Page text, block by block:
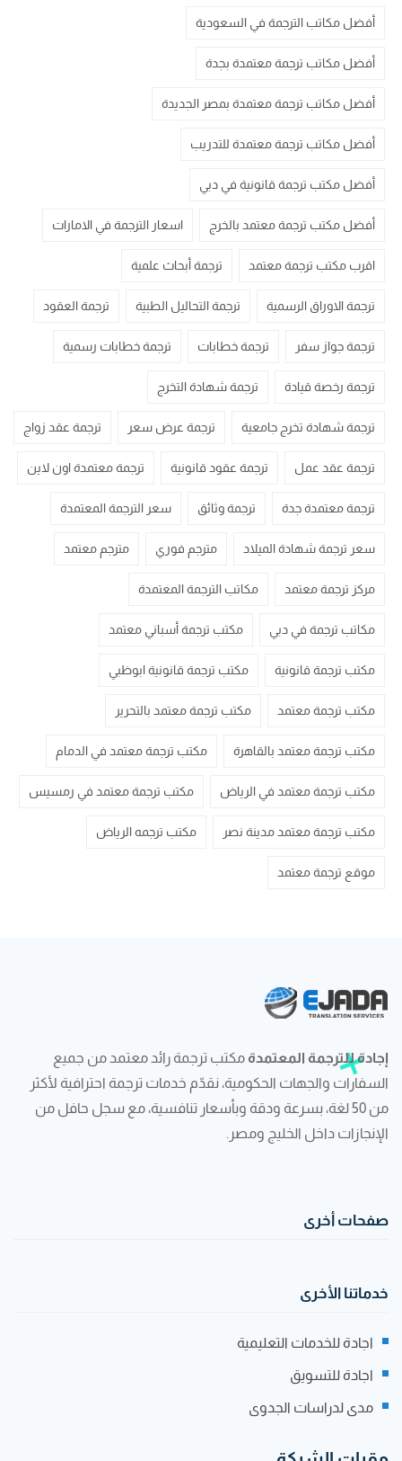
أفضل مكاتب الترجمة في السعودية
أفضل مكاتب ترجمة معتمدة بجدة
أفضل مكاتب ترجمة معتمدة بمصر الجديدة
أفضل مكاتب ترجمة معتمدة للتدريب
أفضل مكتب ترجمة قانونية في دبي
أفضل مكتب ترجمة معتمد بالخرج اسعار الترجمة في الامارات
اقرب مكتب ترجمة معتمد ترجمة أبحاث علمية
ترجمة الاوراق الرسمية ترجمة التحاليل الطبية ترجمة العقود
ترجمة جواز سفر ترجمة خطابات ترجمة خطابات رسمية
ترجمة رخصة قيادة ترجمة شهادة التخرج
ترجمة شهادة تخرج جامعية ترجمة عرض سعر ترجمة عقد زواج
ترجمة عقد عمل ترجمة عقود قانونية ترجمة معتمدة اون لاين
ترجمة معتمدة جدة ترجمة وثائق سعر الترجمة المعتمدة
سعر ترجمة شهادة الميلاد مترجم فوري مترجم معتمد
مركز ترجمة معتمد مكاتب الترجمة المعتمدة
مكاتب ترجمة في دبي مكتب ترجمة أسباني معتمد
مكتب ترجمة قانونية مكتب ترجمة قانونية ابوظبي
مكتب ترجمة معتمد مكتب ترجمة معتمد بالتحرير
مكتب ترجمة معتمد بالقاهرة مكتب ترجمة معتمد في الدمام
مكتب ترجمة معتمد في الرياض مكتب ترجمة معتمد في رمسيس
مكتب ترجمة معتمد مدينة نصر مكتب ترجمه الرياض
موقع ترجمة معتمد
إجادة للترجمة المعتمدة مكتب ترجمة رائد معتمد من جميع
السفارات والجهات الحكومية، نقدّم خدمات ترجمة احترافية لأكثر
من 50 لغة، بسرعة ودقة وبأسعار تنافسية، مع سجل حافل من
الإنجازات داخل الخليج ومصر.
صفحات أخرى
خدماتنا الأخرى
اجادة للخدمات التعليمية
اجادة للتسويق
مدى لدراسات الجدوى